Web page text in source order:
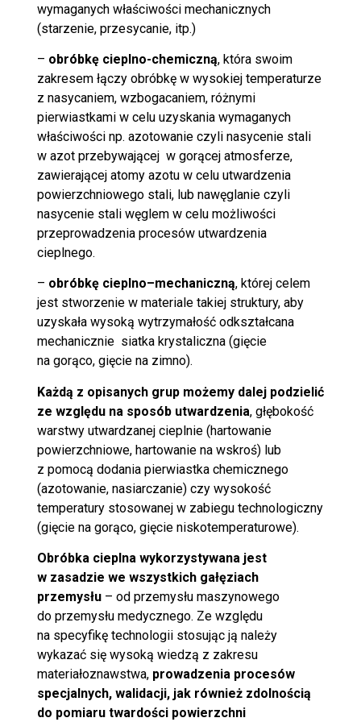
wymaganych właściwości mechanicznych
(starzenie, przesycanie, itp.)
– obróbkę cieplno-chemiczną, która swoim
zakresem łączy obróbkę w wysokiej temperaturze
z nasycaniem, wzbogacaniem, różnymi
pierwiastkami w celu uzyskania wymaganych
właściwości np. azotowanie czyli nasycenie stali
w azot przebywającej w gorącej atmosferze,
zawierającej atomy azotu w celu utwardzenia
powierzchniowego stali, lub nawęglanie czyli
nasycenie stali węglem w celu możliwości
przeprowadzenia procesów utwardzenia
cieplnego.
– obróbkę cieplno–mechaniczną, której celem
jest stworzenie w materiale takiej struktury, aby
uzyskała wysoką wytrzymałość odkształcana
mechanicznie siatka krystaliczna (gięcie
na gorąco, gięcie na zimno).
Każdą z opisanych grup możemy dalej podzielić
ze względu na sposób utwardzenia, głębokość
warstwy utwardzanej cieplnie (hartowanie
powierzchniowe, hartowanie na wskroś) lub
z pomocą dodania pierwiastka chemicznego
(azotowanie, nasiarczanie) czy wysokość
temperatury stosowanej w zabiegu technologiczny
(gięcie na gorąco, gięcie niskotemperaturowe).
Obróbka cieplna wykorzystywana jest
w zasadzie we wszystkich gałęziach
przemysłu– od przemysłu maszynowego
do przemysłu medycznego. Ze względu
na specyfikę technologii stosując ją należy
wykazać się wysoką wiedzą z zakresu
materiałoznawstwa, prowadzenia procesów
specjalnych, walidacji, jak również zdolnością
do pomiaru twardości powierzchni